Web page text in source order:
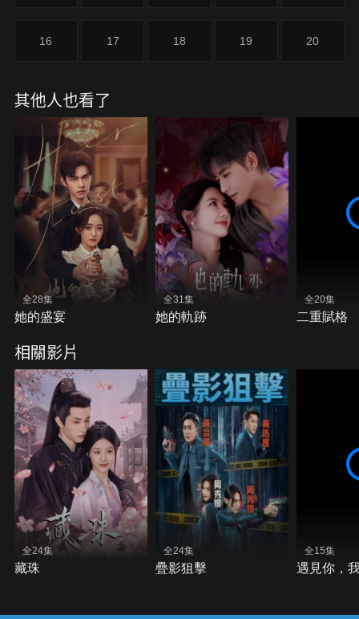
16 17 18 19 20
其他人也看了
全28集
她的盛宴
全31集
她的軌跡
全20集
二重賦格
相關影片
全24集
藏珠
全24集
疊影狙擊
全15集
遇見你，